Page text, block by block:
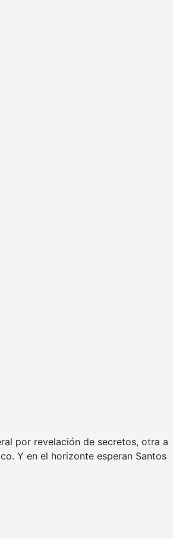
por revelación de secretos, otra a
Y en el horizonte esperan Santos